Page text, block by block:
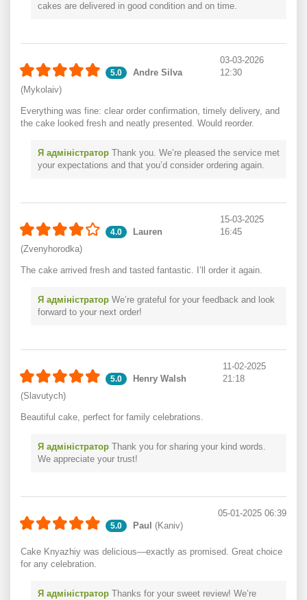
cakes are delivered in good condition and on time.
5.0
Andre Silva
(Mykolaiv)
03-03-2026
12:30
Everything was fine: clear order confirmation, timely delivery, and
the cake looked fresh and neatly presented. Would reorder.
Я адміністратор Thank you. We’re pleased the service met
your expectations and that you’d consider ordering again.
4.0
Lauren
(Zvenyhorodka)
15-03-2025
16:45
The cake arrived fresh and tasted fantastic. I’ll order it again.
Я адміністратор We’re grateful for your feedback and look
forward to your next order!
5.0
Henry Walsh
(Slavutych)
11-02-2025
21:18
Beautiful cake, perfect for family celebrations.
Я адміністратор Thank you for sharing your kind words.
We appreciate your trust!
5.0 Paul (Kaniv)
05-01-2025 06:39
Cake Knyazhiy was delicious—exactly as promised. Great choice
for any celebration.
Я адміністратор Thanks for your sweet review! We’re